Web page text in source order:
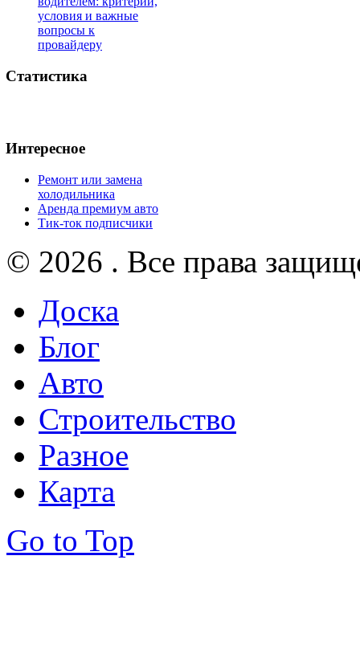
условия и важные
вопросы к
провайдеру
Статистика
Интересное
Ремонт или замена
холодильника
Аренда премиум авто
Тик-ток подписчики
© 2026 . Все права
Доска
Блог
Авто
Строительство
Разное
Карта
Go to Top